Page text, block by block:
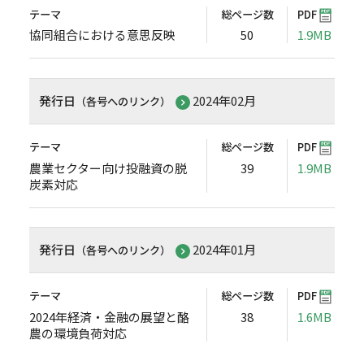
テーマ
協同組合における意思反映
総ページ数
50
PDF
1.9MB
発行日 （各号へのリンク） 2024年02月
テーマ
農業セクター向け投融資の脱
炭素対応
総ページ数
39
PDF
1.9MB
発行日 （各号へのリンク） 2024年01月
テーマ
2024年経済・金融の展望と酪
農の環境負荷対応
総ページ数
38
PDF
1.6MB